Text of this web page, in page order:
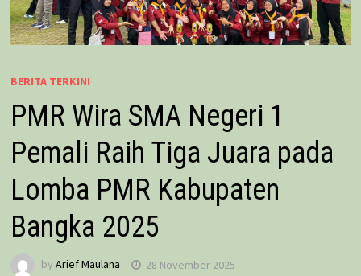
BERITA TERKINI
PMR Wira SMA Negeri 1
Pemali Raih Tiga Juara pada
Lomba PMR Kabupaten
Bangka 2025
by Arief Maulana 28 November 2025